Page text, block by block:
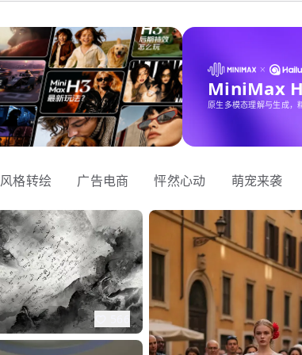
MiniMax
原生多模态理解与生成，
风格转绘 广告电商 怦然心动 萌宠来袭